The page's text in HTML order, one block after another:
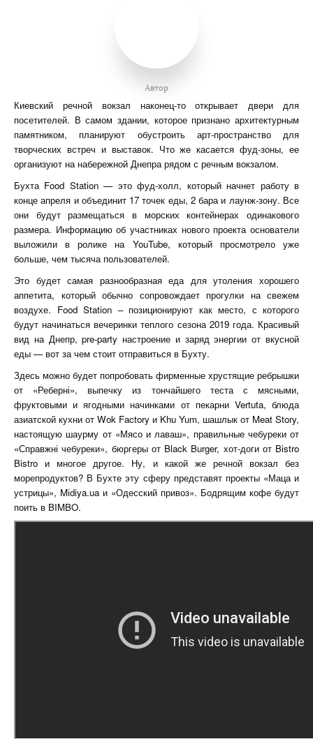
Автор
Киевский речной вокзал наконец-то открывает двери для
посетителей. В самом здании, которое признано архитектурным
памятником, планируют обустроить арт-пространство для
творческих встреч и выставок. Что же касается фуд-зоны, ее
организуют на набережной Днепра рядом с речным вокзалом.
Бухта Food Station — это фуд-холл, который начнет работу в
конце апреля и объединит 17 точек еды, 2 бара и лаунж-зону. Все
они будут размещаться в морских контейнерах одинакового
размера. Информацию об участниках нового проекта основатели
выложили в ролике на YouTube, который просмотрело уже
больше, чем тысяча пользователей.
Это будет самая разнообразная еда для утоления хорошего
аппетита, который обычно сопровождает прогулки на свежем
воздухе. Food Station – позиционируют как место, с которого
будут начинаться вечеринки теплого сезона 2019 года. Красивый
вид на Днепр, pre-party настроение и заряд энергии от вкусной
еды — вот за чем стоит отправиться в Бухту.
Здесь можно будет попробовать фирменные хрустящие ребрышки
от «Реберні», выпечку из тончайшего теста с мясными,
фруктовыми и ягодными начинками от пекарни Vertuta, блюда
азиатской кухни от Wok Factory и Khu Yum, шашлык от Meat Story,
настоящую шаурму от «Мясо и лаваш», правильные чебуреки от
«Справжні чебуреки», бюргеры от Black Burger, хот-доги от Bistro
Bistro и многое другое. Ну, и какой же речной вокзал без
морепродуктов? В Бухте эту сферу представят проекты «Маца и
устрицы», Midiya.ua и «Одесский привоз». Бодрящим кофе будут
поить в BIMBO.